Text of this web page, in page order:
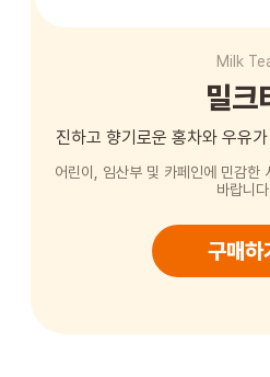
Milk
밀크
진하고 향기로운 홍차와 우유
어린이, 임산부 및 카페인에 민감한
바랍니
구매하